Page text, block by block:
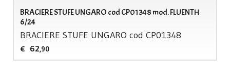
BRACIERE STUFE UNGARO cod CP01348 mod. FLUENTH
6/24
BRACIERE STUFE UNGARO cod CP01348
€ 62,90